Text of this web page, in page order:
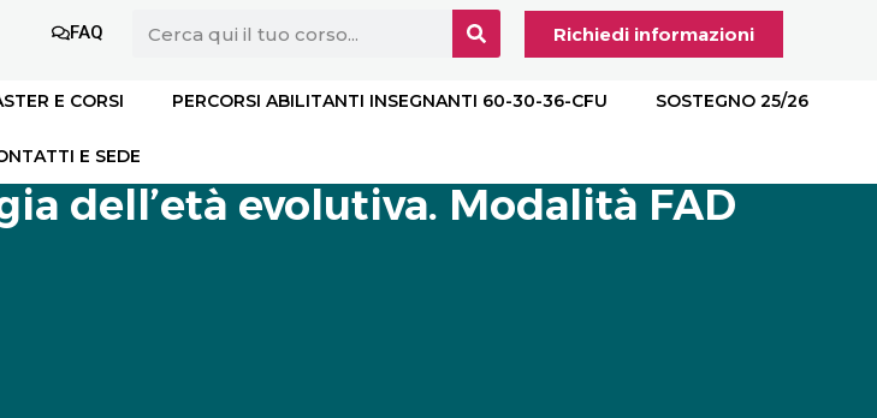
FAQ Richiedi informazioni
E CORSI PERCORSI ABILITANTI INSEGNANTI 60-30-36-CFU SOSTEGNO 25/26
E SEDE
dell’età evolutiva. Modalità FAD